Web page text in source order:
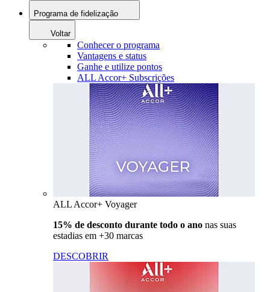
Programa de fidelização
Voltar
Conhecer o programa
Vantagens e status
Ganhe e utilize pontos
ALL Accor+ Subscrições
ALL Accor+ Voyager
15% de desconto durante todo o ano nas suas
estadias em +30 marcas
DESCOBRIR